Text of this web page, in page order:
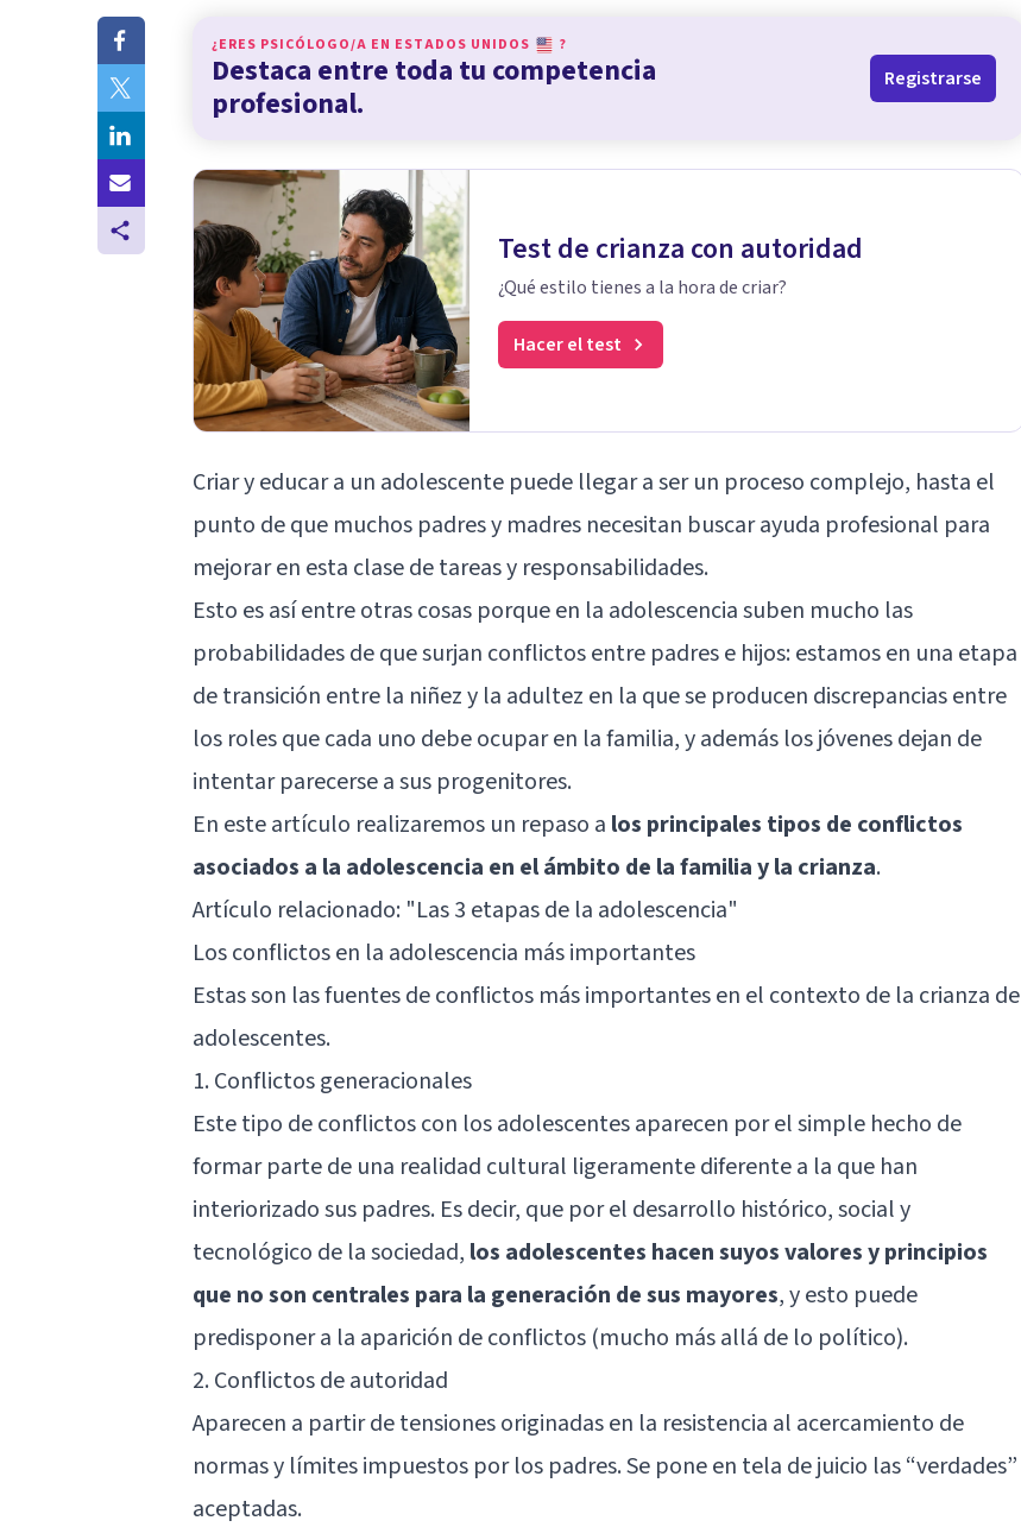
¿ERES PSICÓLOGO/A EN ESTADOS UNIDOS ?
Destaca entre toda tu competencia
profesional.
Registrarse
Test de crianza con autoridad
¿Qué estilo tienes a la hora de criar?
Hacer el test
Criar y educar a un adolescente puede llegar a ser un proceso complejo, hasta el
punto de que muchos padres y madres necesitan buscar ayuda profesional para
mejorar en esta clase de tareas y responsabilidades.
Esto es así entre otras cosas porque en la adolescencia suben mucho las
probabilidades de que surjan conflictos entre padres e hijos: estamos en una etapa
de transición entre la niñez y la adultez en la que se producen discrepancias entre
los roles que cada uno debe ocupar en la familia, y además los jóvenes dejan de
intentar parecerse a sus progenitores.
En este artículo realizaremos un repaso a los principales tipos de conflictos
asociados a la adolescencia en el ámbito de la familia y la crianza.
Artículo relacionado: "Las 3 etapas de la adolescencia"
Los conflictos en la adolescencia más importantes
Estas son las fuentes de conflictos más importantes en el contexto de la crianza de
adolescentes.
1. Conflictos generacionales
Este tipo de conflictos con los adolescentes aparecen por el simple hecho de
formar parte de una realidad cultural ligeramente diferente a la que han
interiorizado sus padres. Es decir, que por el desarrollo histórico, social y
tecnológico de la sociedad, los adolescentes hacen suyos valores y principios
que no son centrales para la generación de sus mayores, y esto puede
predisponer a la aparición de conflictos (mucho más allá de lo político).
2. Conflictos de autoridad
Aparecen a partir de tensiones originadas en la resistencia al acercamiento de
normas y límites impuestos por los padres. Se pone en tela de juicio las “verdades”
aceptadas.